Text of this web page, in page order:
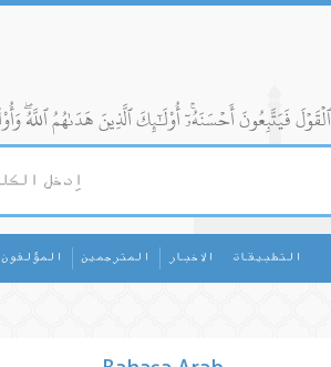
المؤلفون المترجمين الاخبار التطبيقات